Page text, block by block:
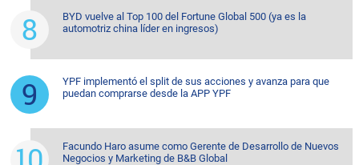
BYD vuelve al Top 100 del Fortune Global 500 (ya es la
automotriz china líder en ingresos)
YPF implementó el split de sus acciones y avanza para que
puedan comprarse desde la APP YPF
Facundo Haro asume como Gerente de Desarrollo de Nuevos
Negocios y Marketing de B&B Global